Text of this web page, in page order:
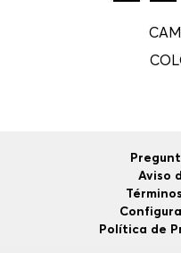
Aviso
Política de